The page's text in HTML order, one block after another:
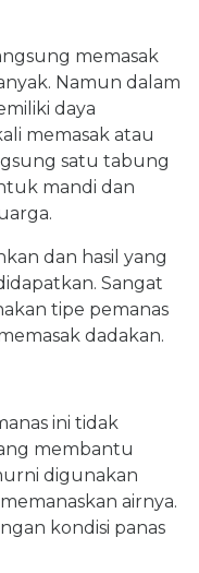
memasak
Namun dalam
daya
memasak atau
satu tabung
mandi dan
dan hasil yang
Sangat
tipe pemanas
dadakan.
ini tidak
membantu
digunakan
airnya.
kondisi panas